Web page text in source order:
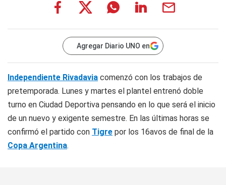
Agregar Diario UNO en
Independiente Rivadavia comenzó con los trabajos de
pretemporada. Lunes y martes el plantel entrenó doble
turno en Ciudad Deportiva pensando en lo que será el inicio
de un nuevo y exigente semestre. En las últimas horas se
confirmó el partido con Tigre por los 16avos de final de la
Copa Argentina.